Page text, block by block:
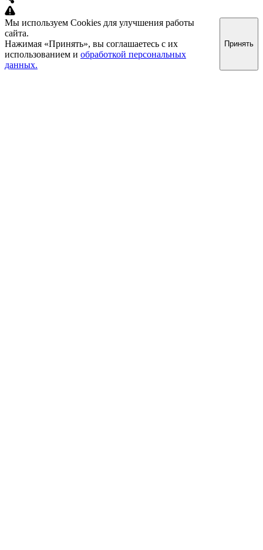
Мы используем Cookies для улучшения работы
сайта.
Нажимая «Принять», вы соглашаетесь с их
использованием и обработкой персональных
данных.
Принять